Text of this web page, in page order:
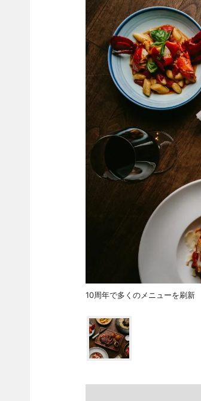
10周年で多くのメニューを刷新